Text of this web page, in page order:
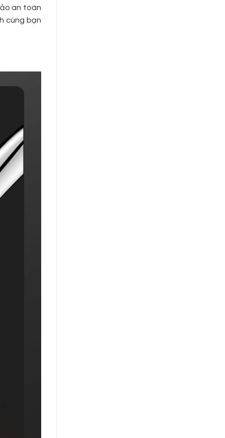
an toàn
cùng bạn